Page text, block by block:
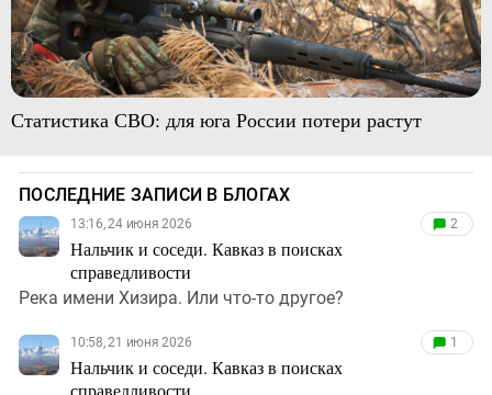
Статистика СВО: для юга России потери растут
ПОСЛЕДНИЕ ЗАПИСИ В БЛОГАХ
13:16, 24 июня 2026
Нальчик и соседи. Кавказ в поисках
справедливости
2
Река имени Хизира. Или что-то другое?
10:58, 21 июня 2026
Нальчик и соседи. Кавказ в поисках
1